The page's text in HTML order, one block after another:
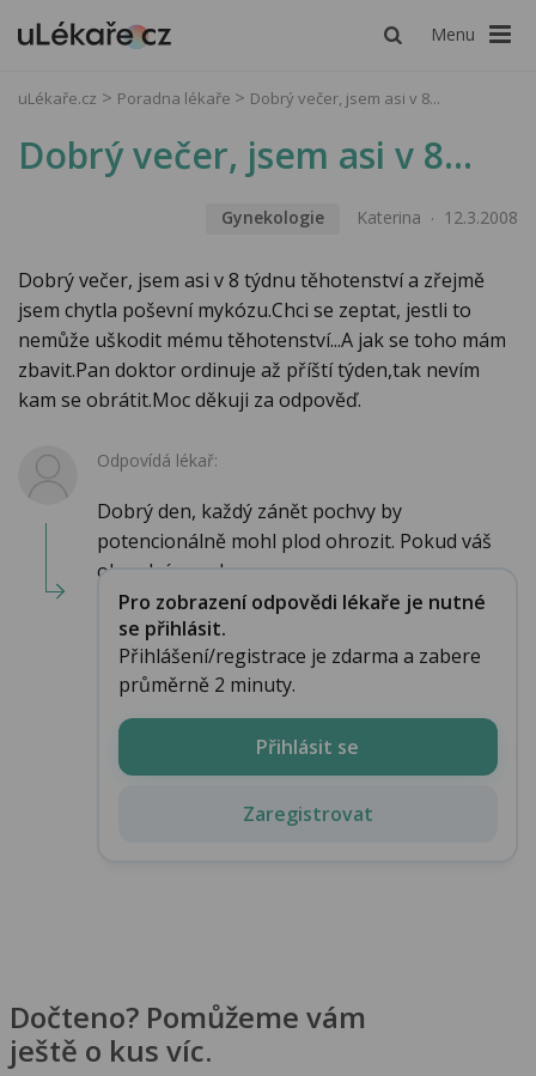
Menu
uLékaře.cz Poradna lékaře Dobrý večer, jsem asi v 8...
Dobrý večer, jsem asi v 8...
Gynekologie Katerina 12.3.2008
Dobrý večer, jsem asi v 8 týdnu těhotenství a zřejmě
jsem chytla poševní mykózu.Chci se zeptat, jestli to
nemůže uškodit mému těhotenství...A jak se toho mám
zbavit.Pan doktor ordinuje až příští týden,tak nevím
kam se obrátit.Moc děkuji za odpověď.
Odpovídá lékař:
Dobrý den, každý zánět pochvy by
potencionálně mohl plod ohrozit. Pokud váš
obvodní gyneko...
Pro zobrazení odpovědi lékaře je nutné
se přihlásit.
Přihlášení/registrace je zdarma a zabere
průměrně 2 minuty.
Přihlásit se
Zaregistrovat
Dočteno? Pomůžeme vám
ještě o kus víc.